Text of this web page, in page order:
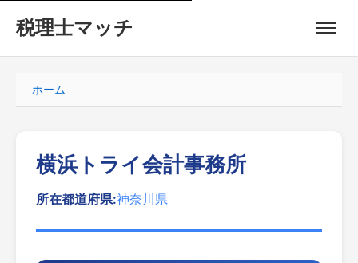
税理士マッチ
ホーム
横浜トライ会計事務所
所在都道府県:神奈川県